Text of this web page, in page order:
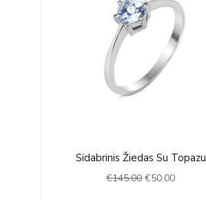
Sidabrinis Žiedas Su Topazu
€145.00
price
was:
€50.00
price
is: